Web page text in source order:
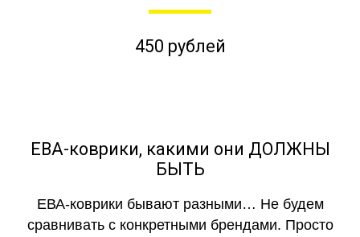
450 рублей
ЕВА-коврики, какими они ДОЛЖНЫ
БЫТЬ
ЕВА-коврики бывают разными… Не будем
сравнивать с конкретными брендами. Просто